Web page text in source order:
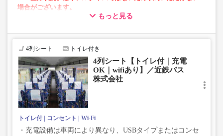
場合がございます。
・車両は予告なく変更となる場合がございます。これに伴い、
じめご了承ください。
もっと見る
4列シート トイレ付き
4列シート【トイレ付｜充電
OK｜wifiあり】／近鉄バス
株式会社
トイレ付 コンセント Wi-Fi
・充電設備は車両により異なり、USBタイプまたはコンセ